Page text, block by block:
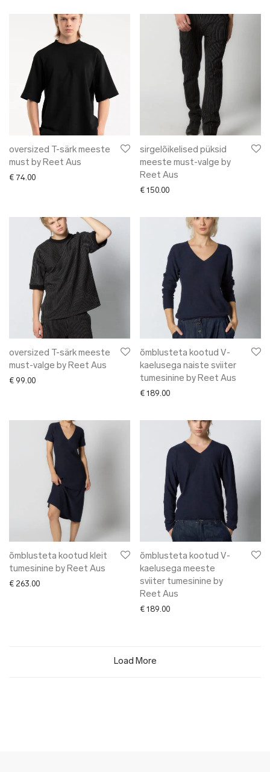
oversized T-särk meeste
must by Reet Aus
€ 74.00
sirgelõikelised püksid
meeste must-valge by
Reet Aus
€ 150.00
oversized T-särk meeste
must-valge by Reet Aus
€ 99.00
õmblusteta kootud V-
kaelusega naiste sviiter
tumesinine by Reet Aus
€ 189.00
õmblusteta kootud kleit
tumesinine by Reet Aus
€ 263.00
õmblusteta kootud V-
kaelusega meeste
sviiter tumesinine by
Reet Aus
€ 189.00
Load More